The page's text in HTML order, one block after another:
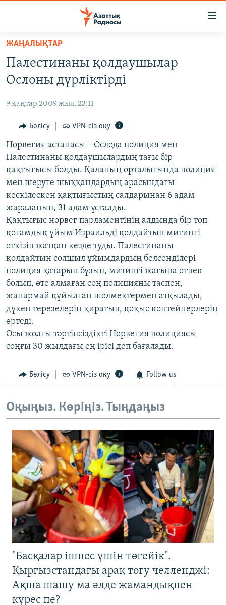
Skip
main
content
to
Navigation
Skip
to
Search
ҚАҢТАР ОҚИҒАСЫ
АДАМ ҚҰҚЫҚТАРЫ
ӘЛЕУМЕТ
ӘЛЕМ
АРНАЙЫ ЖОБАЛАР
Русский
ЖАЗЫЛЫҢЫЗ
Басқа тілдерде
ЖАҢАЛЫҚТАР
Палестинаны қолдаушылар
Ослоны дүрліктірді
9 қаңтар 2009 жыл, 23:11
Бөлісу VPN-сіз оқу
Норвегия астанасы – Ослода полиция мен
Палестинаны қолдаушылардың тағы бір
қақтығысы болды. Қаланың орталығында полиция
мен шеруге шыққандардың арасындағы
кескілескен қақтығыстың салдарынан 6 адам
жараланып, 31 адам ұсталды.
Қақтығыс норвег парламентінің алдында бір топ
қоғамдық ұйым Израильді қолдайтын митингі
өткізіп жатқан кезде туды. Палестинаны
қолдайтын солшыл ұйымдардың белсенділері
полиция қатарын бұзып, митингі жағына өтпек
болып, өте алмаған соң полицияны таспен,
жанармай құйылған шөлмектермен атқылады,
дүкен терезелерін қиратып, қоқыс контейнерлерін
өртеді.
Осы жолғы тәртіпсіздікті Норвегия полициясы
соңғы 30 жылдағы ең ірісі деп бағалады.
Бөлісу VPN-сіз оқу Follow us
Оқыңыз. Көріңіз. Тыңдаңыз
"Басқалар ішпес үшін төгейік".
Қырғызстандағы арақ төгу челленджі:
Ақша шашу ма әлде жамандықпен
күрес пе?